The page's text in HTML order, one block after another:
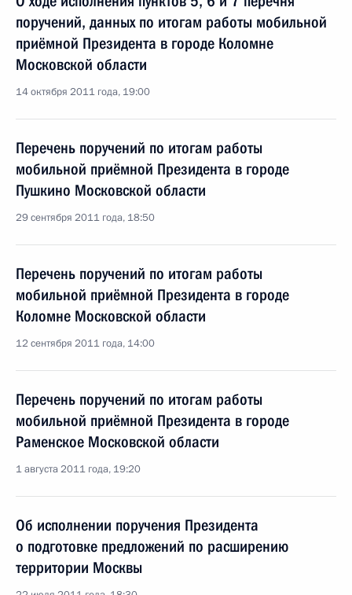
поручений, данных по итогам работы мобильной
приёмной Президента в городе Коломне
Московской области
14 октября 2011 года, 19:00
Перечень поручений по итогам работы
мобильной приёмной Президента в городе
Пушкино Московской области
29 сентября 2011 года, 18:50
Перечень поручений по итогам работы
мобильной приёмной Президента в городе
Коломне Московской области
12 сентября 2011 года, 14:00
Перечень поручений по итогам работы
мобильной приёмной Президента в городе
Раменское Московской области
1 августа 2011 года, 19:20
Об исполнении поручения Президента
о подготовке предложений по расширению
территории Москвы